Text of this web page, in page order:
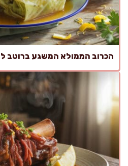
הכרוב הממולא המשגע ברוטב